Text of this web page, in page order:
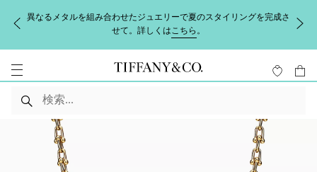
異なるメタルを組み合わせたジュエリーで夏のスタイリングを完成さ
せて。詳しくはこちら 。